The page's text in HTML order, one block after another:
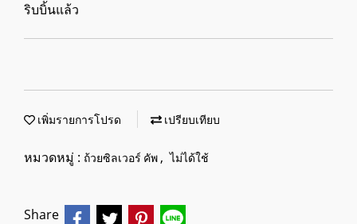
ริบบิ้นแล้ว
เพิ่มรายการโปรด เปรียบเทียบ
หมวดหมู่ : ถ้วยซิลเวอร์ คัพ , ไม่ได้ใช้
Share